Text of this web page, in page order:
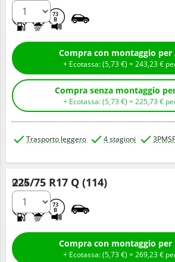
73
B
Compra
+ Ecotassa: (5,73€ ) =243,23€
+ Ecotassa: (5,73 € ) =225,73 €
Trasporto leggero 4 stagioni 3PMSF
225/75 R17 Q (114)
73
B
Q.tà
Compra
+ Ecotassa: (5,73€ ) =269,23€